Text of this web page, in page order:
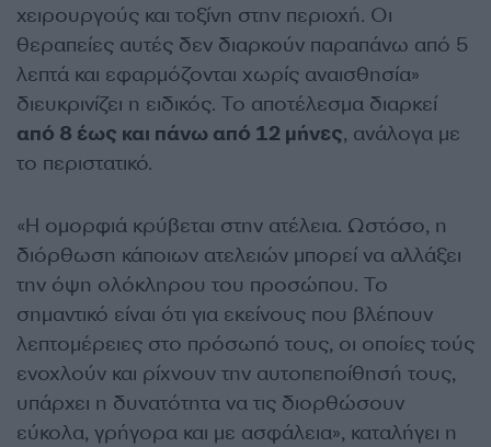
χειρουργούς και τοξίνη στην περιοχή. Οι
θεραπείες αυτές δεν διαρκούν παραπάνω από 5
λεπτά και εφαρμόζονται χωρίς αναισθησία»
διευκρινίζει η ειδικός. Το αποτέλεσμα διαρκεί
από 8 έως και πάνω από 12 μήνες, ανάλογα με
το περιστατικό.
«Η ομορφιά κρύβεται στην ατέλεια. Ωστόσο, η
διόρθωση κάποιων ατελειών μπορεί να αλλάξει
την όψη ολόκληρου του προσώπου. Το
σημαντικό είναι ότι για εκείνους που βλέπουν
λεπτομέρειες στο πρόσωπό τους, οι οποίες τούς
ενοχλούν και ρίχνουν την αυτοπεποίθησή τους,
υπάρχει η δυνατότητα να τις διορθώσουν
εύκολα, γρήγορα και με ασφάλεια», καταλήγει η